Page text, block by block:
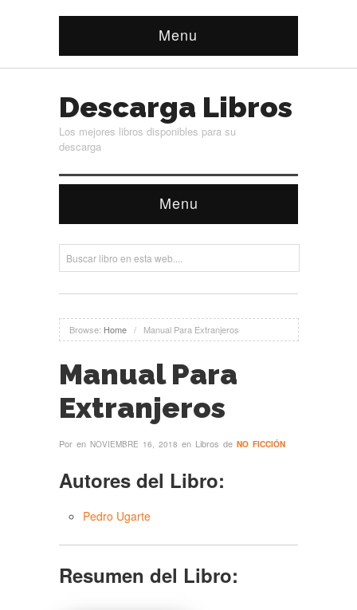
Menu
Descarga Libros
Los mejores libros disponibles para su
descarga
Menu
Browse: Home / Manual Para Extranjeros
Manual Para
Extranjeros
Por en NOVIEMBRE 16, 2018 en Libros de NO FICCIÓN
Autores del Libro:
Pedro Ugarte
Resumen del Libro: